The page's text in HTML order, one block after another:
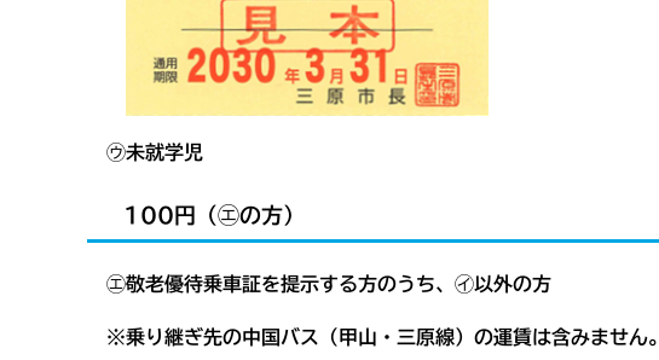
㋒未就学児
100円（㋓の方）
㋓敬老優待乗車証を提示する方のうち、㋑以外の方
※乗り継ぎ先の中国バス（甲山・三原線）の運賃は含みません。